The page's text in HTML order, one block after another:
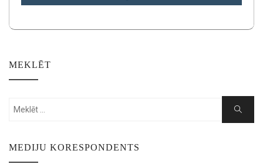
MEKLĒT
Search
Search
MEDIJU KORESPONDENTS